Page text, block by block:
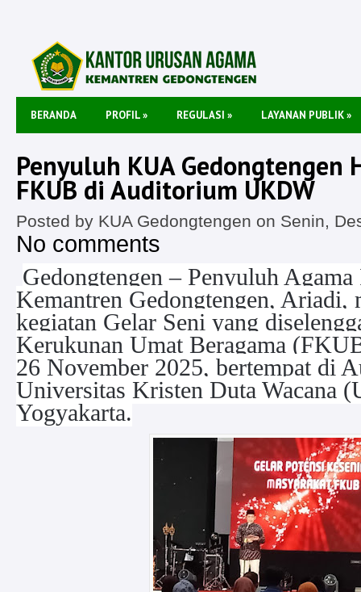
BERANDA PROFIL» REGULASI » LAYANAN PUBLIK»
Penyuluh KUA Gedongtengen
FKUB di Auditorium UKDW
Posted by KUA Gedongtengen on Senin,
No comments
Gedongtengen – Penyuluh
Kemantren Gedongtengen, Ariadi,
kegiatan Gelar Seni yang
Kerukunan Umat Beragama
26 November 2025, bertempat di
Universitas Kristen Duta Wacana
Yogyakarta.